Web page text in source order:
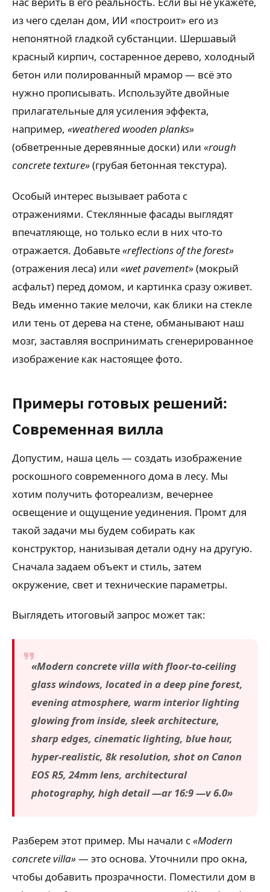
из чего сделан дом, ИИ «построит» его из
непонятной гладкой субстанции. Шершавый
красный кирпич, состаренное дерево, холодный
бетон или полированный мрамор — всё это
нужно прописывать. Используйте двойные
прилагательные для усиления эффекта,
например, «weathered wooden planks»
(обветренные деревянные доски) или «rough
concrete texture»(грубая бетонная текстура).
Особый интерес вызывает работа с
отражениями. Стеклянные фасады выглядят
впечатляюще, но только если в них что-то
отражается. Добавьте«reflections of the forest»
(отражения леса) или «wet pavement»(мокрый
асфальт) перед домом, и картинка сразу оживет.
Ведь именно такие мелочи, как блики на стекле
или тень от дерева на стене, обманывают наш
мозг, заставляя воспринимать сгенерированное
изображение как настоящее фото.
Примеры готовых решений:
Современная вилла
Допустим, наша цель — создать изображение
роскошного современного дома в лесу. Мы
хотим получить фотореализм, вечернее
освещение и ощущение уединения. Промт для
такой задачи мы будем собирать как
конструктор, нанизывая детали одну на другую.
Сначала задаем объект и стиль, затем
окружение, свет и технические параметры.
Выглядеть итоговый запрос может так:
«Modern concrete villa with floor-to-ceiling
glass windows, located in a deep pine forest,
evening atmosphere, warm interior lighting
glowing from inside, sleek architecture,
sharp edges, cinematic lighting, blue hour,
hyper-realistic, 8k resolution, shot on Canon
EOS R5, 24mm lens, architectural
photography, high detail —ar 16:9 —v 6.0»
Разберем этот пример. Мы начали с«Modern
concrete villa»— это основа. Уточнили про окна,
чтобы добавить прозрачности. Поместили дом в